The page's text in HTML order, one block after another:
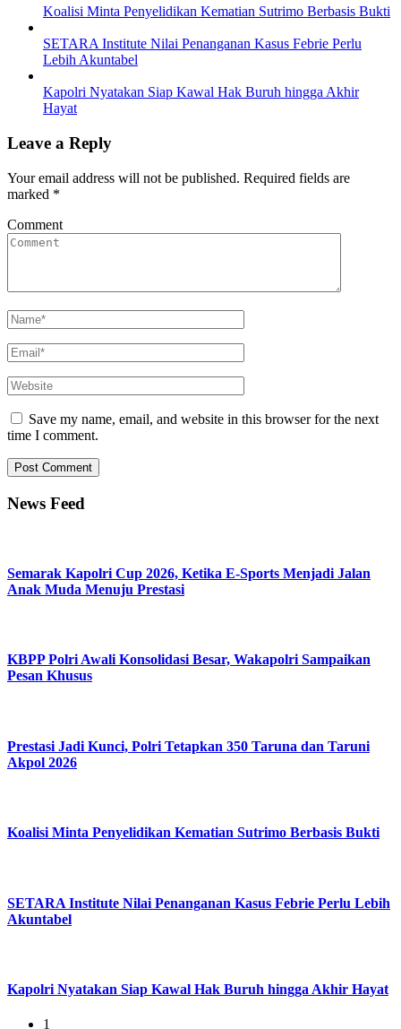
Koalisi Minta Penyelidikan Kematian Sutrimo Berbasis Bukti
SETARA Institute Nilai Penanganan Kasus Febrie Perlu
Lebih Akuntabel
Kapolri Nyatakan Siap Kawal Hak Buruh hingga Akhir
Hayat
Leave a Reply
Your email address will not be published. Required fields are
marked *
Comment
Save my name, email, and website in this browser for the next
time I comment.
News Feed
Semarak Kapolri Cup 2026, Ketika E-Sports Menjadi Jalan
Anak Muda Menuju Prestasi
KBPP Polri Awali Konsolidasi Besar, Wakapolri Sampaikan
Pesan Khusus
Prestasi Jadi Kunci, Polri Tetapkan 350 Taruna dan Taruni
Akpol 2026
Koalisi Minta Penyelidikan Kematian Sutrimo Berbasis Bukti
SETARA Institute Nilai Penanganan Kasus Febrie Perlu Lebih
Akuntabel
Kapolri Nyatakan Siap Kawal Hak Buruh hingga Akhir Hayat
1